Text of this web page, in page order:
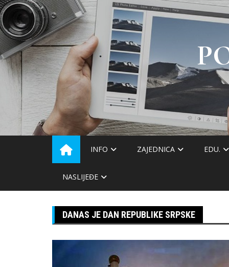
Skip
to
content
INFO ZAJEDNICA EDU.
NASLIJEĐE
DANAS JE DAN REPUBLIKE SRPSKE